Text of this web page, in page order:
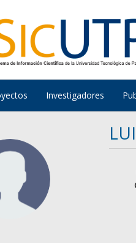
Investigadores